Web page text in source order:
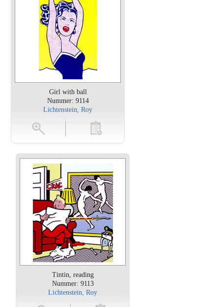
Girl with ball
Nummer: 9114
Lichtenstein, Roy
toevoegen
Tintin, reading
Nummer: 9113
Lichtenstein, Roy